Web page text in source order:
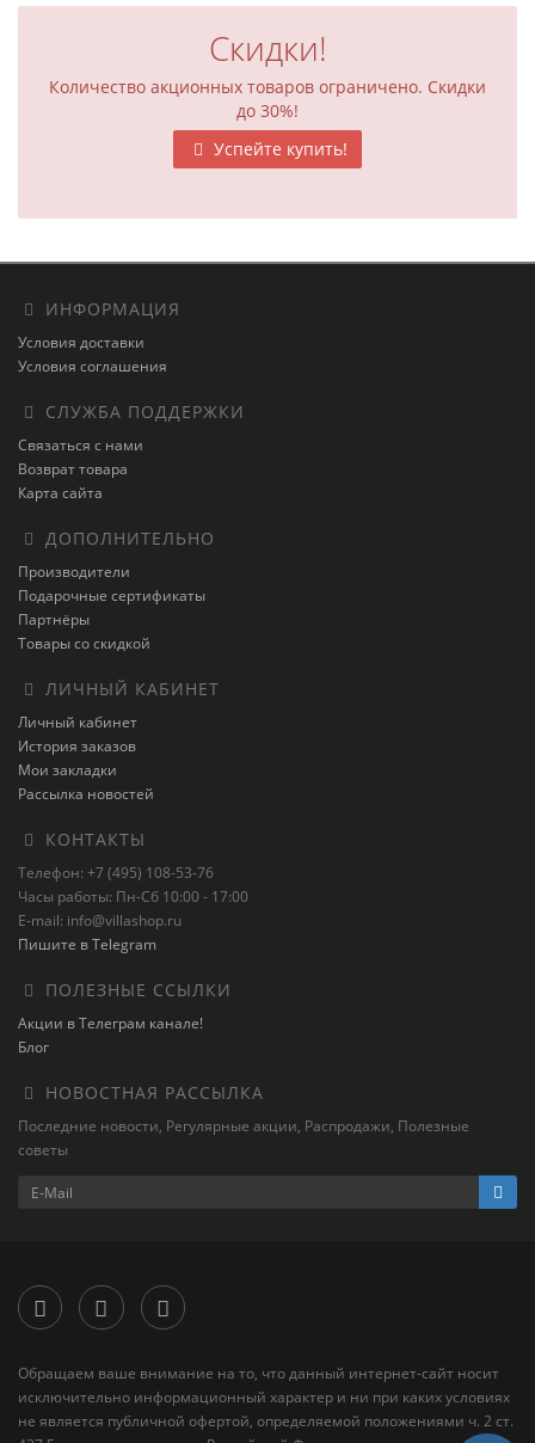
Скидки!
Количество акционных товаров ограничено. Скидки
до 30%!
Успейте купить!
ИНФОРМАЦИЯ
Условия доставки
Условия соглашения
СЛУЖБА ПОДДЕРЖКИ
Связаться с нами
Возврат товара
Карта сайта
ДОПОЛНИТЕЛЬНО
Производители
Подарочные сертификаты
Партнёры
Товары со скидкой
ЛИЧНЫЙ КАБИНЕТ
Личный кабинет
История заказов
Мои закладки
Рассылка новостей
КОНТАКТЫ
Телефон: +7 (495) 108-53-76
Часы работы: Пн-Сб 10:00 - 17:00
E-mail: info@villashop.ru
Пишите в Telegram
ПОЛЕЗНЫЕ ССЫЛКИ
Акции в Телеграм канале!
Блог
НОВОСТНАЯ РАССЫЛКА
Последние новости, Регулярные акции, Распродажи, Полезные
советы
Обращаем ваше внимание на то, что данный интернет-сайт носит
исключительно информационный характер и ни при каких условиях
не является публичной офертой, определяемой положениями ч. 2 ст.